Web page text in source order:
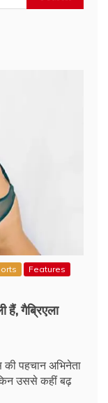
Features
हैं, गैब्रिएला
की पहचान अभिनेता
उससे कहीं बढ़